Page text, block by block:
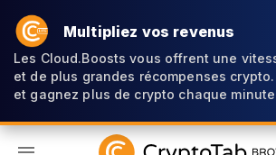
Multipliez vos revenus
Les Cloud.Boosts vous offrent une
et de plus grandes récompenses
et gagnez plus de crypto chaque